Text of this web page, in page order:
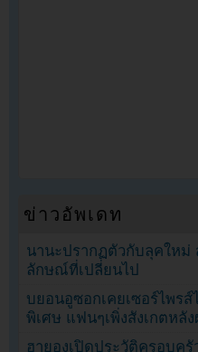
ข่าวอัพเดท
นานะปรากฏตัวกับลุคใหม่
ลักษณ์ที่เปลี่ยนไป
บยอนอูซอกเคยเซอร์ไพรส์
พิเศษ แฟนๆเพิ่งสังเกตหลั
ฮายองเปิดประวัติครอบครั